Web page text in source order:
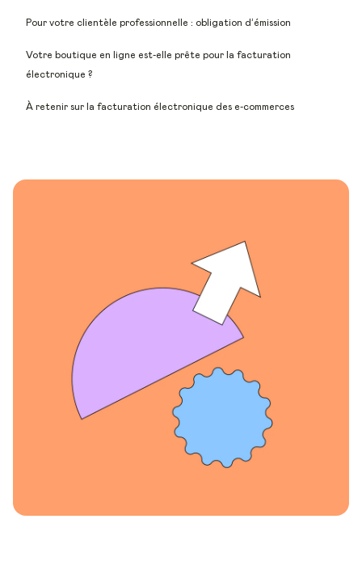
Pour votre clientèle professionnelle : obligation d’émission
Votre boutique en ligne est-elle prête pour la facturation
électronique ?
À retenir sur la facturation électronique des e-commerces